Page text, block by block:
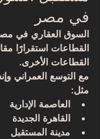
في مصر
السوق العقاري في
القطاعات استقرارًا
القطاعات الأخرى.
مع التوسع العمراني
مثل:
العاصمة الإدارية
القاهرة الجديدة
مدينة المستقبل